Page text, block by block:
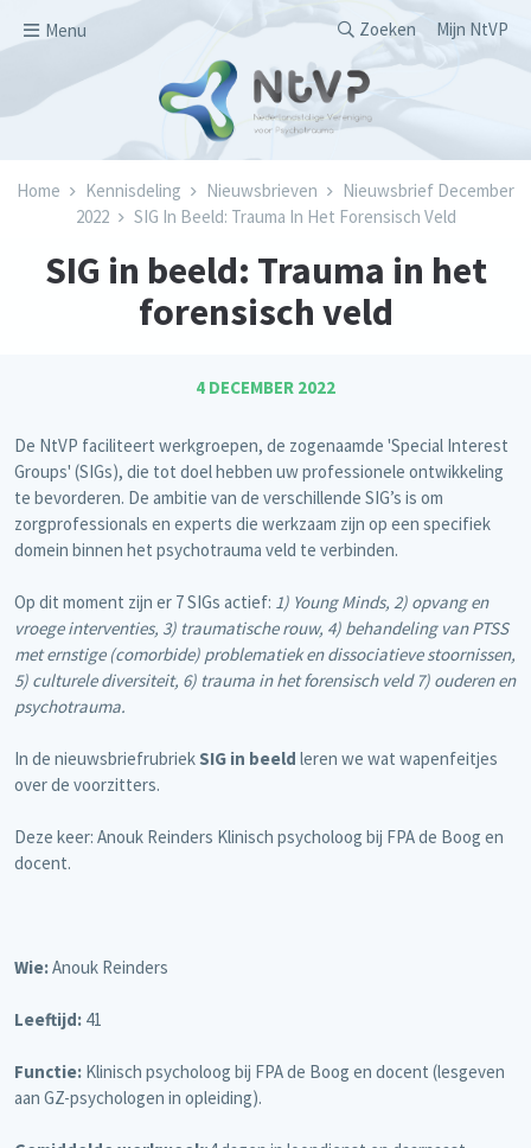
Menu
Secondary
Zoeken Mijn NtVP
Kruimelpad
Home Kennisdeling Nieuwsbrieven
Nieuwsbrief December
2022
SIG In Beeld: Trauma In Het Forensisch Veld
SIG in beeld: Trauma in het
forensisch veld
4 DECEMBER 2022
De NtVP faciliteert werkgroepen, de zogenaamde 'Special Interest
Groups' (SIGs), die tot doel hebben uw professionele ontwikkeling
te bevorderen. De ambitie van de verschillende SIG’s is om
zorgprofessionals en experts die werkzaam zijn op een specifiek
domein binnen het psychotrauma veld te verbinden.
Op dit moment zijn er 7 SIGs actief: 1) Young Minds, 2) opvang en
vroege interventies, 3) traumatische rouw, 4) behandeling van PTSS
met ernstige (comorbide) problematiek en dissociatieve stoornissen,
5) culturele diversiteit, 6) trauma in het forensisch veld 7) ouderen en
psychotrauma.
In de nieuwsbriefrubriek SIG in beeld leren we wat wapenfeitjes
over de voorzitters.
Deze keer: Anouk Reinders Klinisch psycholoog bij FPA de Boog en
docent.
Wie:Anouk Reinders
Leeftijd: 41
Functie: Klinisch psycholoog bij FPA de Boog en docent (lesgeven
aan GZ-psychologen in opleiding).